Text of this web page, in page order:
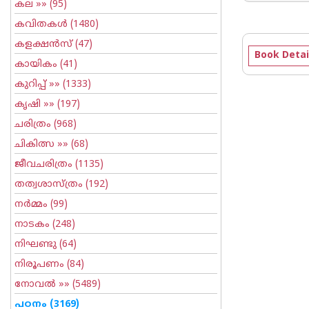
കല »» (95)
കവിതകള്‍ (1480)
കളക്ഷന്‍സ്(47)
കായികം (41)
കുറിപ്പ്‌ »» (1333)
കൃഷി »» (197)
ചരിത്രം (968)
ചികിത്സ »» (68)
ജീവചരിത്രം (1135)
തത്വശാസ്ത്രം (192)
നര്‍മ്മം (99)
നാടകം (248)
നിഘണ്ടു (64)
നിരൂപണം (84)
നോവല്‍ »» (5489)
പഠനം (3169)
Book